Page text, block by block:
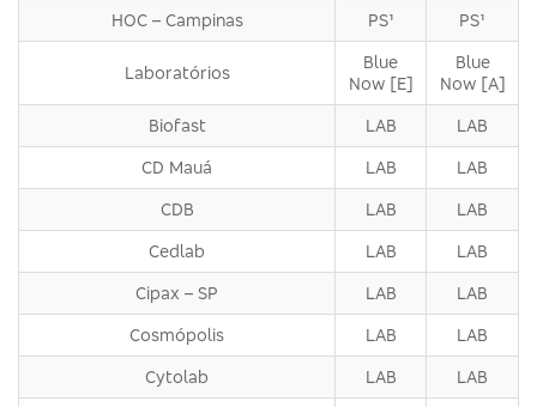
HOC – Campinas PS¹ PS¹
Laboratórios
Blue
Now [E]
Blue
Now [A]
Biofast LAB LAB
CD Mauá LAB LAB
CDB LAB LAB
Cedlab LAB LAB
Cipax – SP LAB LAB
Cosmópolis LAB LAB
Cytolab LAB LAB